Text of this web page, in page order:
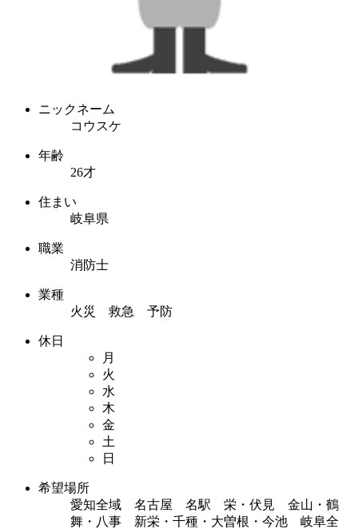
ニックネーム
コウスケ
年齢
26才
住まい
岐阜県
職業
消防士
業種
火災 救急 予防
休日
月
火
水
木
金
土
日
希望場所
愛知全域 名古屋 名駅 栄・伏見 金山・鶴
舞・八事 新栄・千種・大曽根・今池 岐阜全